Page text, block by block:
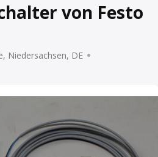
von Festo
Niedersachsen, DE